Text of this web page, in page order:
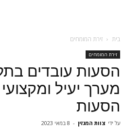
בית זירת המומחים
זירת המומחים
הסעות עובדים
מערך יעיל
הסעות
על ידי צוות המגזין - 8 במאי 2023